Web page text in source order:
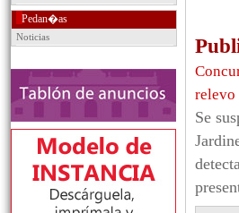
Pedan�as
Noticias
Se